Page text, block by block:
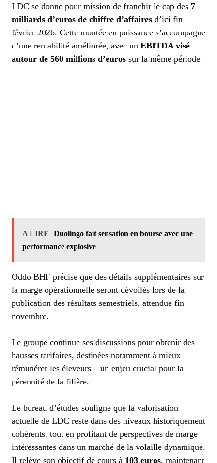
LDC se donne pour mission de franchir le cap des 7
milliards d’euros de chiffre d’affaires d’ici fin
février 2026. Cette montée en puissance s’accompagne
d’une rentabilité améliorée, avec un EBITDA visé
autour de 560 millions d’euros sur la même période.
A LIRE
Duolingo fait sensation en bourse avec une
performance explosive
Oddo BHF précise que des détails supplémentaires sur
la marge opérationnelle seront dévoilés lors de la
publication des résultats semestriels, attendue fin
novembre.
Le groupe continue ses discussions pour obtenir des
hausses tarifaires, destinées notamment à mieux
rémunérer les éleveurs – un enjeu crucial pour la
pérennité de la filière.
Le bureau d’études souligne que la valorisation
actuelle de LDC reste dans des niveaux historiquement
cohérents, tout en profitant de perspectives de marge
intéressantes dans un marché de la volaille dynamique.
Il relève son objectif de cours à 103 euros, maintenant